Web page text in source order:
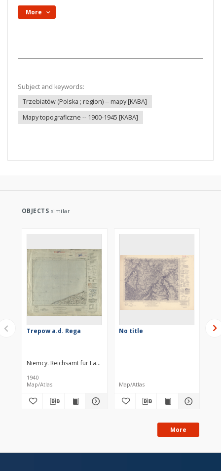
More
Subject and keywords:
Trzebiatów (Polska ; region) -- mapy [KABA]
Mapy topograficzne -- 1900-1945 [KABA]
OBJECTS similar
Trepow a.d. Rega
Niemcy. Reichsamt für Landesaufnahme. Wydawca
1940
Map/Atlas
No title
Map/Atlas
More